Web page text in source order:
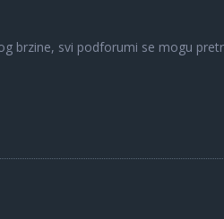
brzine, svi podforumi se mogu